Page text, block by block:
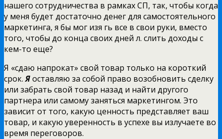
нашего сотрудничества в рамках СП, так, чтобы когда
у меня будет достаточно денег для самостоятельного
маркетинга, я бы мог изя гь все в свои руки, вместо
того, чтобы до конца своих дней л. слить доходы с
кем-то еще?
Я «сдаю напрокат» свой товар только на короткий
срок.Яоставляю за собой право возобновить сделку
или забрать свой товар назад и найти другого
партнера или самому заняться маркетингом. Это
зависит от того, какую ценность представляет ваш
товар, и какую уверенность в успехе вы излучаете во
время переговоров.